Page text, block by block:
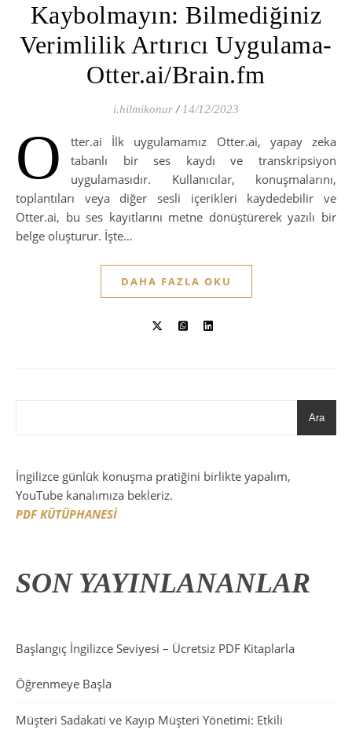
Kaybolmayın: Bilmediğiniz
Verimlilik Artırıcı Uygulama-
Otter.ai/Brain.fm
i.hilmikonur / 14/12/2023
O
tter.ai İlk uygulamamız Otter.ai, yapay zeka
tabanlı bir ses kaydı ve transkripsiyon
uygulamasıdır. Kullanıcılar, konuşmalarını,
toplantıları veya diğer sesli içerikleri kaydedebilir ve
Otter.ai, bu ses kayıtlarını metne dönüştürerek yazılı bir
belge oluşturur. İşte…
DAHA FAZLA OKU
Ara
İngilizce günlük konuşma pratiğini birlikte yapalım,
YouTube kanalımıza bekleriz.
PDF KÜTÜPHANESİ
SON YAYINLANANLAR
Başlangıç İngilizce Seviyesi – Ücretsiz PDF Kitaplarla
Öğrenmeye Başla
Müşteri Sadakati ve Kayıp Müşteri Yönetimi: Etkili